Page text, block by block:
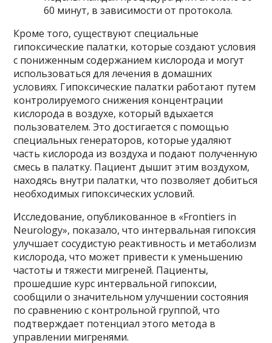
60 минут, в зависимости от протокола.
Кроме того, существуют специальные
гипоксические палатки, которые создают условия
с пониженным содержанием кислорода и могут
использоваться для лечения в домашних
условиях. Гипоксические палатки работают путем
контролируемого снижения концентрации
кислорода в воздухе, который вдыхается
пользователем. Это достигается с помощью
специальных генераторов, которые удаляют
часть кислорода из воздуха и подают полученную
смесь в палатку. Пациент дышит этим воздухом,
находясь внутри палатки, что позволяет добиться
необходимых гипоксических условий.
Исследование, опубликованное в «Frontiers in
Neurology», показало, что интервальная гипоксия
улучшает сосудистую реактивность и метаболизм
кислорода, что может привести к уменьшению
частоты и тяжести мигреней. Пациенты,
прошедшие курс интервальной гипоксии,
сообщили о значительном улучшении состояния
по сравнению с контрольной группой, что
подтверждает потенциал этого метода в
управлении мигренями.